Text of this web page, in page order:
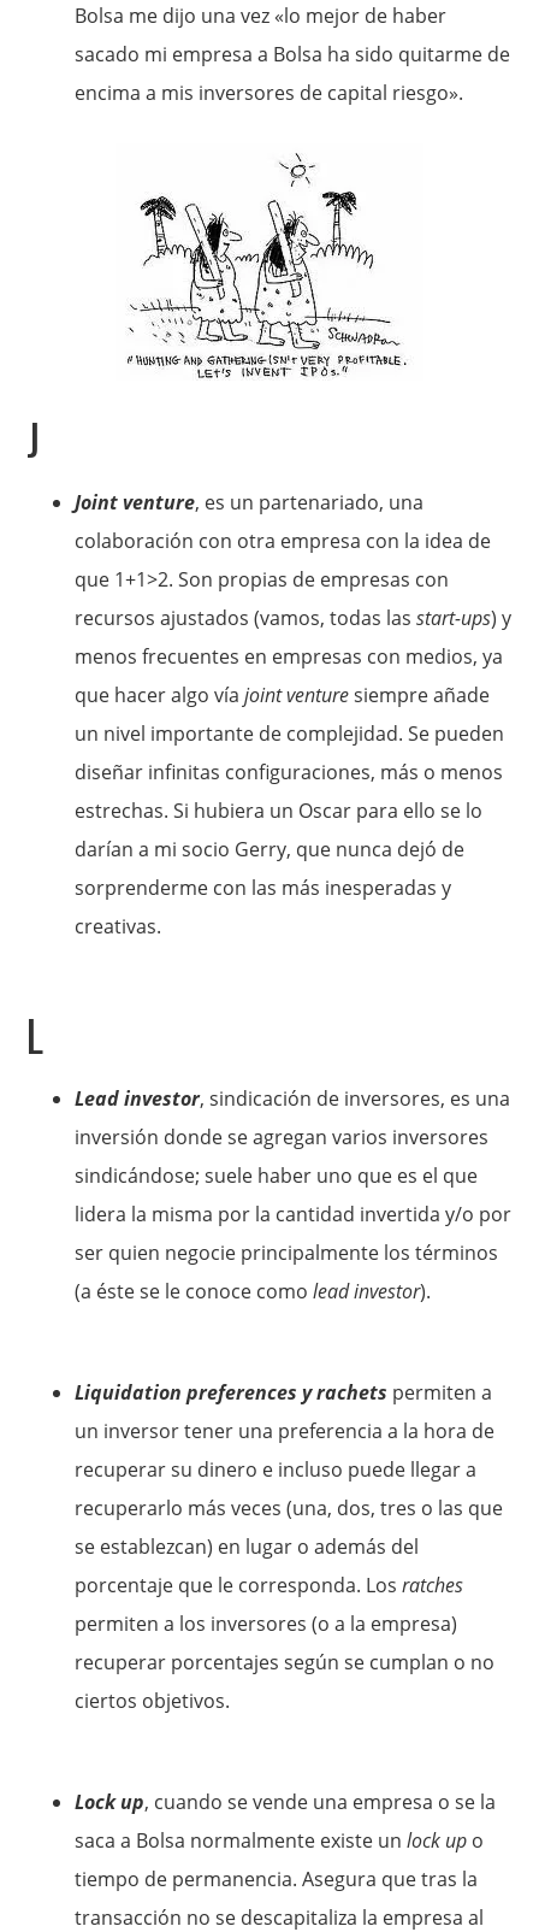
Bolsa me dijo una vez «lo mejor de haber
sacado mi empresa a Bolsa ha sido quitarme de
encima a mis inversores de capital riesgo».
J
Joint venture, es un partenariado, una
colaboración con otra empresa con la idea de
que 1+1>2. Son propias de empresas con
recursos ajustados (vamos, todas lasstart-ups) y
menos frecuentes en empresas con medios, ya
que hacer algo vía joint venturesiempre añade
un nivel importante de complejidad. Se pueden
diseñar infinitas configuraciones, más o menos
estrechas. Si hubiera un Oscar para ello se lo
darían a mi socio Gerry, que nunca dejó de
sorprenderme con las más inesperadas y
creativas.
L
Lead investor, sindicación de inversores, es una
inversión donde se agregan varios inversores
sindicándose; suele haber uno que es el que
lidera la misma por la cantidad invertida y/o por
ser quien negocie principalmente los términos
(a éste se le conoce como lead investor).
Liquidation preferences y rachets permiten a
un inversor tener una preferencia a la hora de
recuperar su dinero e incluso puede llegar a
recuperarlo más veces (una, dos, tres o las que
se establezcan) en lugar o además del
porcentaje que le corresponda. Losratches
permiten a los inversores (o a la empresa)
recuperar porcentajes según se cumplan o no
ciertos objetivos.
Lock up, cuando se vende una empresa o se la
saca a Bolsa normalmente existe un lock up o
tiempo de permanencia. Asegura que tras la
transacción no se descapitaliza la empresa al